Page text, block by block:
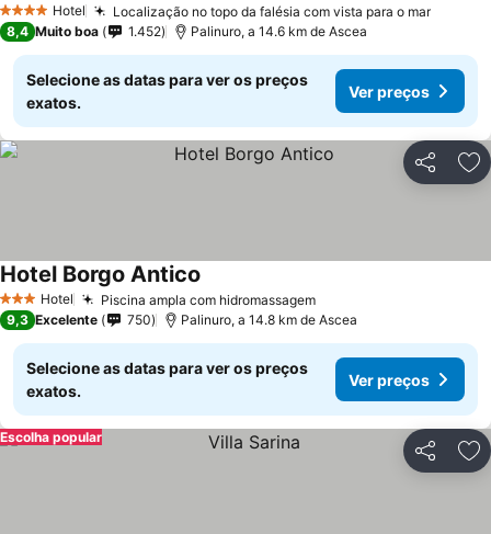
4 EstrelasHotel Localização no topo da falésia com vista para o mar
8,4 Muito boa 1.452 Palinuro, a 14.6 km de Ascea
Selecione as datas para ver os preços
exatos.
Ver preços
Partilhar
3 EstrelasHotel Piscina ampla com hidromassagem
Hotel Borgo Antico
9,3 Excelente 750 Palinuro, a 14.8 km de Ascea
Selecione as datas para ver os preços
exatos.
Ver preços
Partilhar
Escolha popular